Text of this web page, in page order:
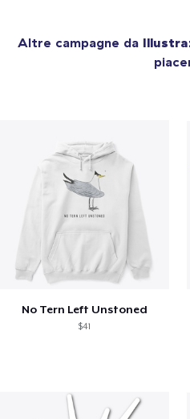
Altre campagne da
No Tern Left Unstoned
$41